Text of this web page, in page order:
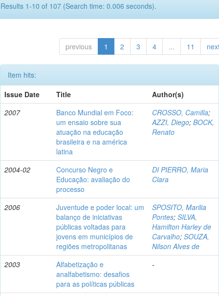
Results 1-10 of 107 (Search time: 0.006 seconds).
previous 1 2 3 4 ... 11
Item hits:
Issue Date
Title
Author(s)
2007
Banco Mundial em Foco:
um ensaio sobre sua
atuação na educação
brasileira e na américa
latina
CROSSO, Camilla;
AZZI, Diego; BOCK,
Renato
2004-02
Concurso Negro e
Educação: avaliação do
processo
DI PIERRO, Maria
Clara
2006
Juventude e poder local: um
balanço de iniciativas
públicas voltadas para
jovens em municípios de
regiões metropolitanas
SPOSITO, Marilia
Pontes; SILVA,
Hamilton Harley de
Carvalho; SOUZA,
Nilson Alves de
2003
Alfabetização e
analfabetismo: desafios
para as políticas públicas
-